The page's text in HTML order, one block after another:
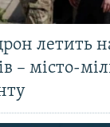
летить
– місто-